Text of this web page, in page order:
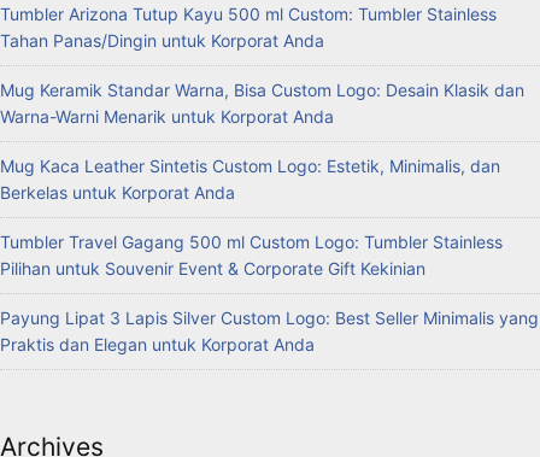
Tumbler Arizona Tutup Kayu 500 ml Custom: Tumbler Stainless
Tahan Panas/Dingin untuk Korporat Anda
Mug Keramik Standar Warna, Bisa Custom Logo: Desain Klasik dan
Warna-Warni Menarik untuk Korporat Anda
Mug Kaca Leather Sintetis Custom Logo: Estetik, Minimalis, dan
Berkelas untuk Korporat Anda
Tumbler Travel Gagang 500 ml Custom Logo: Tumbler Stainless
Pilihan untuk Souvenir Event & Corporate Gift Kekinian
Payung Lipat 3 Lapis Silver Custom Logo: Best Seller Minimalis yang
Praktis dan Elegan untuk Korporat Anda
Archives